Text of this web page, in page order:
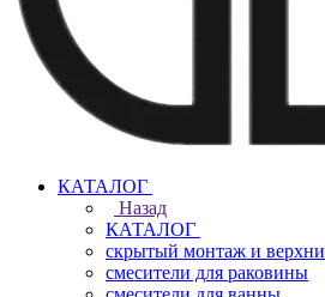
КАТАЛОГ
Назад
КАТАЛОГ
скрытый монтаж и
смесители для раковины